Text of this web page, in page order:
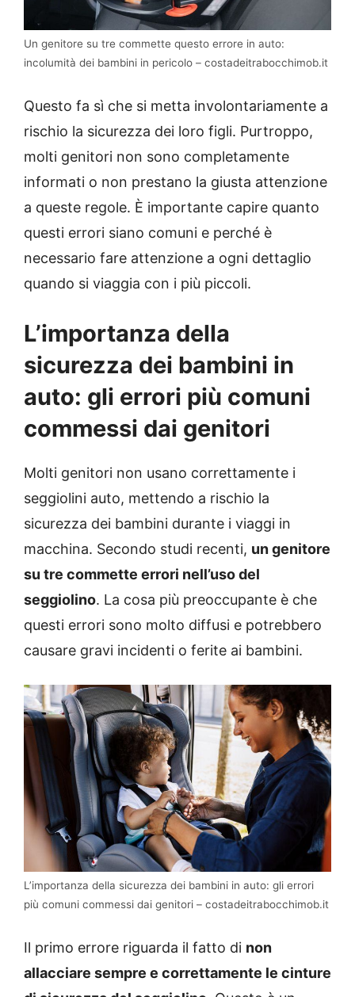
Un genitore su tre commette questo errore in auto:
incolumità dei bambini in pericolo – costadeitrabocchimob.it
Questo fa sì che si metta involontariamente a
rischio la sicurezza dei loro figli. Purtroppo,
molti genitori non sono completamente
informati o non prestano la giusta attenzione
a queste regole. È importante capire quanto
questi errori siano comuni e perché è
necessario fare attenzione a ogni dettaglio
quando si viaggia con i più piccoli.
L’importanza della
sicurezza dei bambini in
auto: gli errori più comuni
commessi dai genitori
Molti genitori non usano correttamente i
seggiolini auto, mettendo a rischio la
sicurezza dei bambini durante i viaggi in
macchina. Secondo studi recenti, un genitore
su tre commette errori nell’uso del
seggiolino. La cosa più preoccupante è che
questi errori sono molto diffusi e potrebbero
causare gravi incidenti o ferite ai bambini.
L’importanza della sicurezza dei bambini in auto: gli errori
più comuni commessi dai genitori – costadeitrabocchimob.it
Il primo errore riguarda il fatto di non
allacciare sempre e correttamente le cinture